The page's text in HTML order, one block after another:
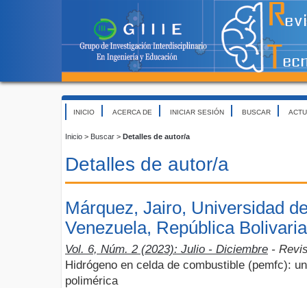
INICIO ACERCA DE INICIAR SESIÓN BUSCAR
Inicio > Buscar > Detalles de autor/a
Detalles de autor/a
Márquez, Jairo, Universidad
Venezuela, República
Vol. 6, Núm. 2 (2023): Julio - Diciembre -
Hidrógeno en celda de combustible (pemfc):
polimérica